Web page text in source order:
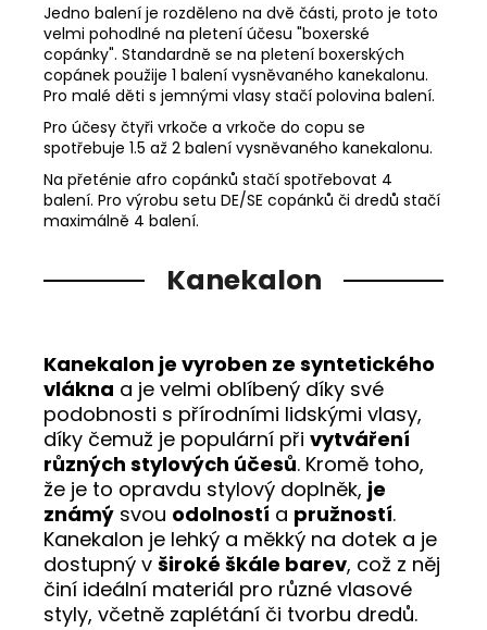
Jedno balení je rozděleno na dvě části, proto je toto
velmi pohodlné na pletení účesu "boxerské
copánky". Standardně se na pletení boxerských
copánek použije 1 balení vysněvaného kanekalonu.
Pro malé děti s jemnými vlasy stačí polovina balení.
Pro účesy čtyři vrkoče a vrkoče do copu se
spotřebuje 1.5 až 2 balení vysněvaného kanekalonu.
Na přeténie afro copánků stačí spotřebovat 4
balení. Pro výrobu setu DE/SE copánků či dredů stačí
maximálně 4 balení.
Kanekalon
Kanekalon je vyroben ze syntetického
vlákna a je velmi oblíbený díky své
podobnosti s přírodními lidskými vlasy,
díky čemuž je populární při vytváření
různých stylových účesů. Kromě toho,
že je to opravdu stylový doplněk, je
známý svou odolností a pružností.
Kanekalon je lehký a měkký na dotek a je
dostupný v široké škále barev, což z něj
činí ideální materiál pro různé vlasové
styly, včetně zaplétání či tvorbu dredů.